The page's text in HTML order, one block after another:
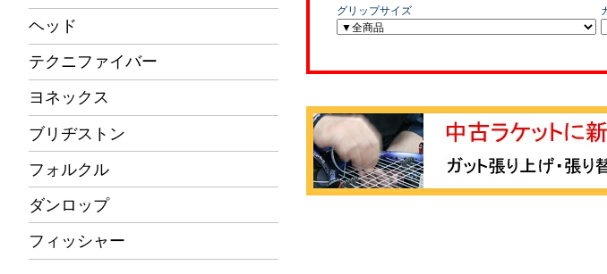
ヘッド
テクニファイバー
ヨネックス
ブリヂストン
フォルクル
ダンロップ
フィッシャー